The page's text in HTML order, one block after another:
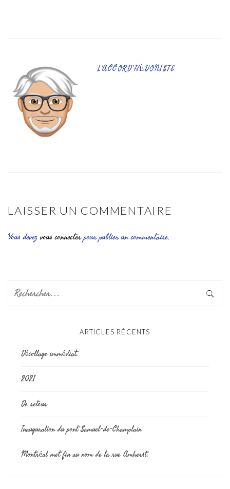
L'ACCORD'HÉDONISTE
LAISSER UN COMMENTAIRE
Vous devezvous connecterpour publier un commentaire.
ARTICLES RÉCENTS
Décollage immédiat.
2021
De retour
Inauguration du pont Samuel-de-Champlain
Montréal met fin au nom de la rue Amherst.